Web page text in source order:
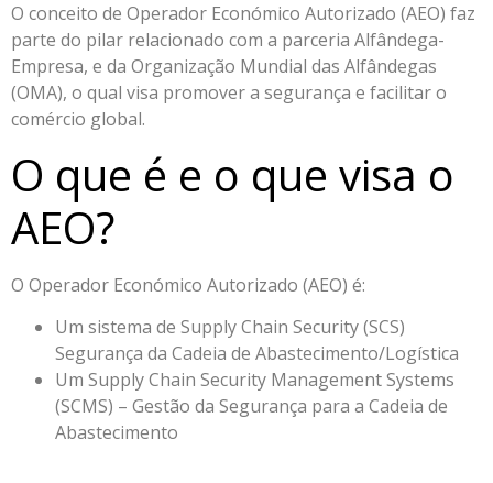
O conceito de Operador Económico Autorizado (AEO) faz
parte do pilar relacionado com a parceria Alfândega-
Empresa, e da Organização Mundial das Alfândegas
(OMA), o qual visa promover a segurança e facilitar o
comércio global.
O que é e o que visa o
AEO?
O Operador Económico Autorizado (AEO) é:
Um sistema de Supply Chain Security (SCS)
Segurança da Cadeia de Abastecimento/Logística
Um Supply Chain Security Management Systems
(SCMS) – Gestão da Segurança para a Cadeia de
Abastecimento